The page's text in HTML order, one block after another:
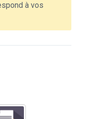
à vos